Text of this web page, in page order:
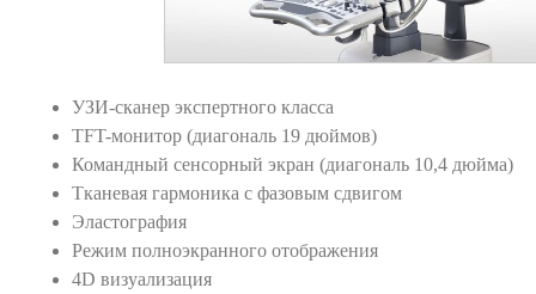
УЗИ-сканер экспертного класса
TFT-монитор (диагональ 19 дюймов)
Командный сенсорный экран (диагональ 10,4 дюйма)
Тканевая гармоника с фазовым сдвигом
Эластография
Режим полноэкранного отображения
4D визуализация